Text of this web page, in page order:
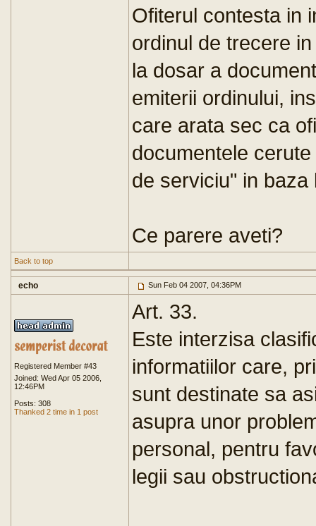
Ofiterul contesta in
ordinul de trecere
la dosar a
emiterii ordinului,
care arata sec ca
documentele
de serviciu" in baza
Ce parere aveti?
Back to top
echo Sun Feb 04 2007, 04:36PM
Registered Member #43
Joined: Wed Apr 05 2006,
12:46PM
Posts: 308
Thanked 2 time in 1 post
Art. 33.
Este interzisa
informatiilor care,
sunt destinate sa
asupra unor
personal, pentru
legii sau